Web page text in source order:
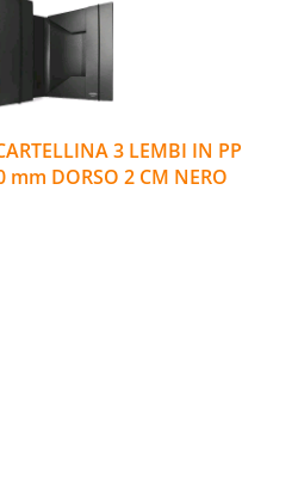
3 LEMBI IN PP
mm DORSO 2 CM NERO